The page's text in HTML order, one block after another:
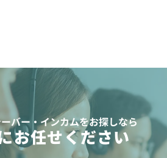
バー・インカムをお探しなら
お任せください